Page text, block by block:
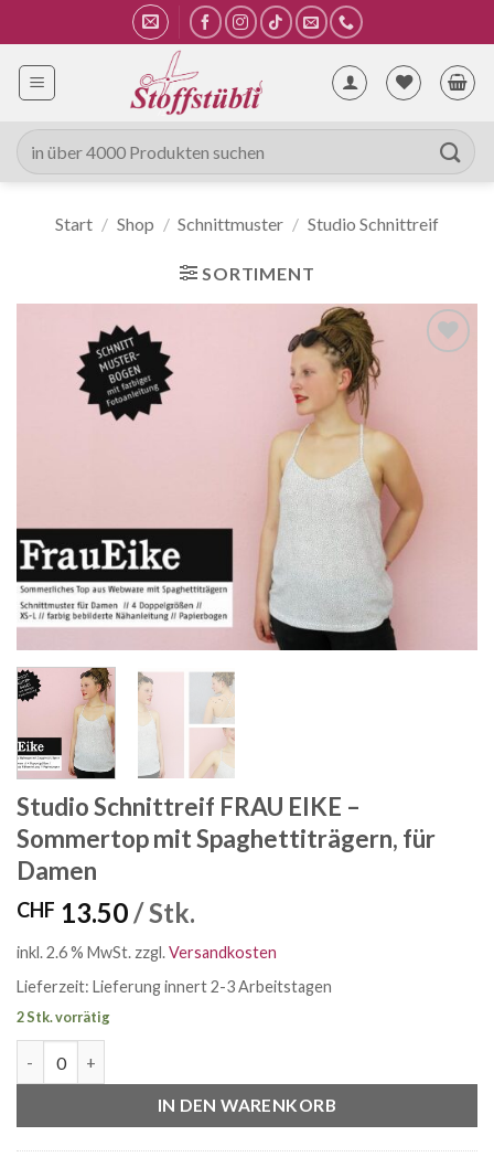
Inhalt
springen
Suche
nach:
Start / Shop / Schnittmuster / Studio Schnittreif
SORTIMENT
Studio Schnittreif FRAU EIKE –
Sommertop mit Spaghettiträgern, für
Damen
CHF 13.50/ Stk.
inkl. 2.6 % MwSt. zzgl.Versandkosten
Lieferzeit: Lieferung innert 2-3 Arbeitstagen
2 Stk. vorrätig
IN DEN WARENKORB